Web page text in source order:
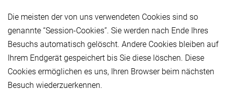
Die meisten der von uns verwendeten Cookies sind so
genannte “Session-Cookies”. Sie werden nach Ende Ihres
Besuchs automatisch gelöscht. Andere Cookies bleiben auf
Ihrem Endgerät gespeichert bis Sie diese löschen. Diese
Cookies ermöglichen es uns, Ihren Browser beim nächsten
Besuch wiederzuerkennen.